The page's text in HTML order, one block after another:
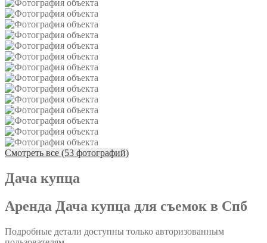
Смотреть все (53 фотографий)
Дача купца
Аренда Дача купца для съемок в Спб
Подробные детали доступны только авторизованным